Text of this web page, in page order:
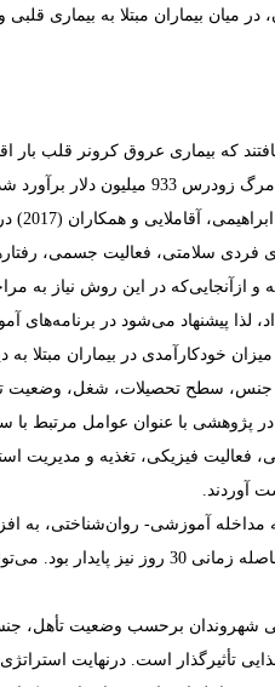
میان بیماران مبتلا به بیماری
که بیماری عروق کرونر قلب بار
هزینه‌های پزشکی و هزینه‌های تولید
آقاملایی و همکاران
فردی سلامتی، فعالیت جسمی،
و ازآنجایی‌که در این روش نیاز به
لذا پیشنهاد می‌شود در برنامه‌های
جنس، سطح تحصیلات، شغل، وضعیت
فیزیکی، تغذیه و مدیریت
آوردند.
که مداخله آموزشی- روان‌شناختی، به
سرطان سینه منجر می‌شود. آموزشها پس از
که سبک غذایی شهروندان برحسب
تأثیرگذار است. درنهایت